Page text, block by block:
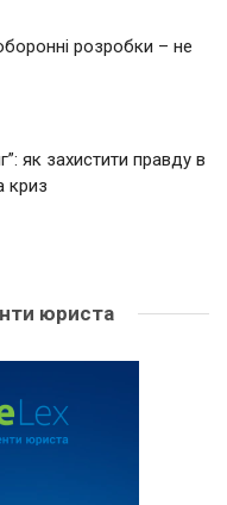
розробки – не
як захистити правду в
криз
юриста